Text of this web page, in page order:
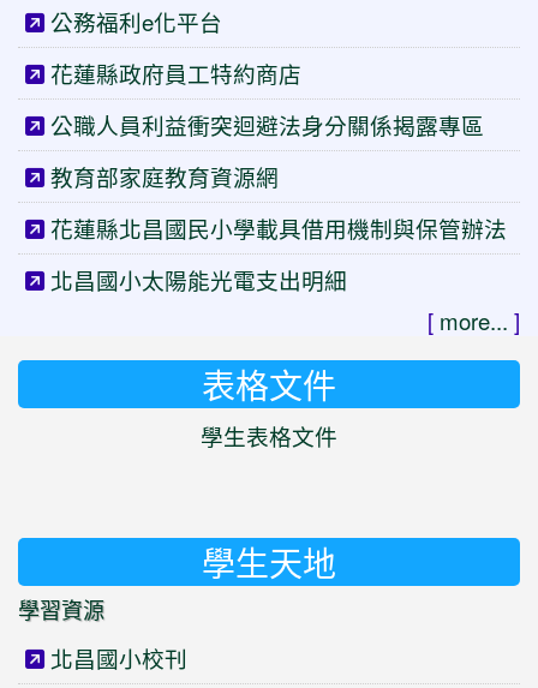
公務福利e化平台
花蓮縣政府員工特約商店
公職人員利益衝突迴避法身分關係揭露專區
教育部家庭教育資源網
花蓮縣北昌國民小學載具借用機制與保管辦法
北昌國小太陽能光電支出明細
[ more... ]
表格文件
學生表格文件
學生天地
學習資源
北昌國小校刊